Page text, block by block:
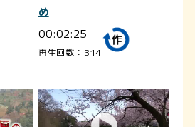
め
00:02:25
再生回数：314